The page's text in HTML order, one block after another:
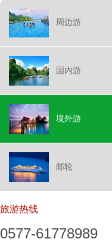
周边游
国内游
境外游
邮轮
旅游热线
0577-61778989